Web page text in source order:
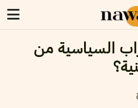
السياسية من